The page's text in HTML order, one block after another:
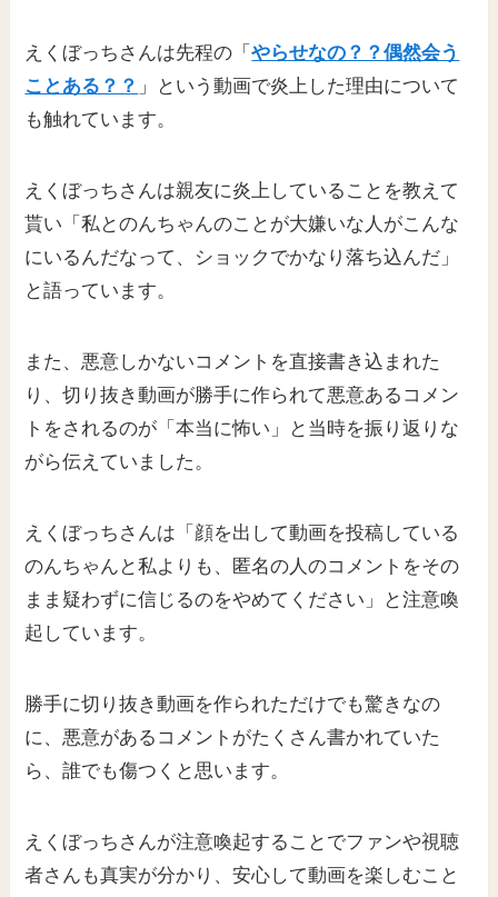
えくぼっちさんは先程の「やらせなの？？偶然会う
ことある？？ 」という動画で炎上した理由について
も触れています。
えくぼっちさんは親友に炎上していることを教えて
貰い「私とのんちゃんのことが大嫌いな人がこんな
にいるんだなって、ショックでかなり落ち込んだ」
と語っています。
また、悪意しかないコメントを直接書き込まれた
り、切り抜き動画が勝手に作られて悪意あるコメン
トをされるのが「本当に怖い」と当時を振り返りな
がら伝えていました。
えくぼっちさんは「顔を出して動画を投稿している
のんちゃんと私よりも、匿名の人のコメントをその
まま疑わずに信じるのをやめてください」と注意喚
起しています。
勝手に切り抜き動画を作られただけでも驚きなの
に、悪意があるコメントがたくさん書かれていた
ら、誰でも傷つくと思います。
えくぼっちさんが注意喚起することでファンや視聴
者さんも真実が分かり、安心して動画を楽しむこと